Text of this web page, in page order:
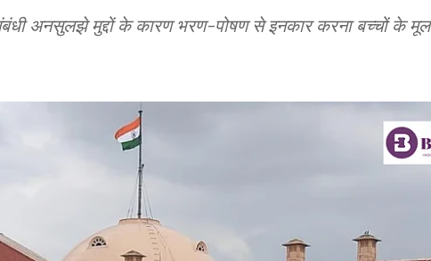
अनसुलझे मुद्दों के कारण भरण-पोषण से इनकार करना बच्चों के मूल